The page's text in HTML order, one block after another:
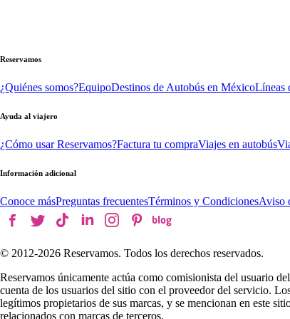
Reservamos
¿Quiénes somos?EquipoDestinos de Autobús en MéxicoLíneas
Ayuda al viajero
¿Cómo usar Reservamos?Factura tu compraViajes en autobús
Información adicional
Conoce másPreguntas frecuentesTérminos y CondicionesAviso
© 2012-2026 Reservamos. Todos los derechos reservados.
Reservamos únicamente actúa como comisionista del usuario
cuenta de los usuarios del sitio con el proveedor del servicio.
legítimos propietarios de sus marcas, y se mencionan en este
relacionados con marcas de terceros.